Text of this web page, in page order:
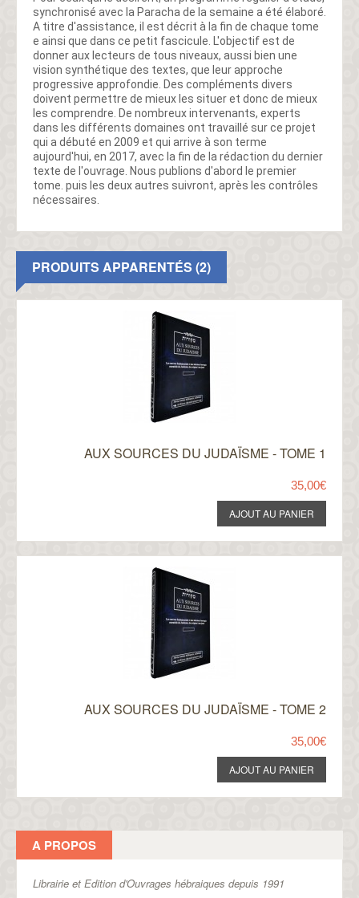
synchronisé avec la Paracha de la semaine a été élaboré.
A titre d'assistance, il est décrit à la fin de chaque tome
e ainsi que dans ce petit fascicule. L'objectif est de
donner aux lecteurs de tous niveaux, aussi bien une
vision synthétique des textes, que leur approche
progressive approfondie. Des compléments divers
doivent permettre de mieux les situer et donc de mieux
les comprendre. De nombreux intervenants, experts
dans les différents domaines ont travaillé sur ce projet
qui a débuté en 2009 et qui arrive à son terme
aujourd'hui, en 2017, avec la fin de la rédaction du dernier
texte de l'ouvrage. Nous publions d'abord le premier
tome. puis les deux autres suivront, après les contrôles
nécessaires.
PRODUITS APPARENTÉS (2)
AUX SOURCES DU JUDAÏSME - TOME 1
35,00€
AUX SOURCES DU JUDAÏSME - TOME 2
35,00€
A PROPOS
Librairie et Edition d'Ouvrages hébraiques depuis 1991